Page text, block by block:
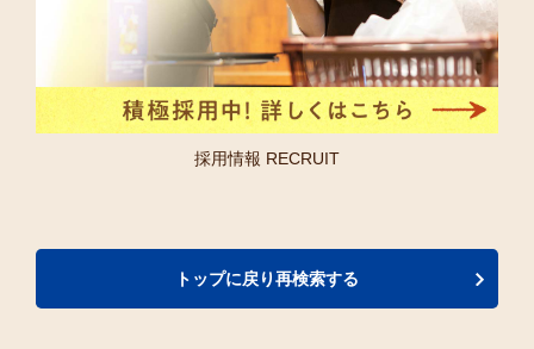
採用情報 RECRUIT
トップに戻り再検索する